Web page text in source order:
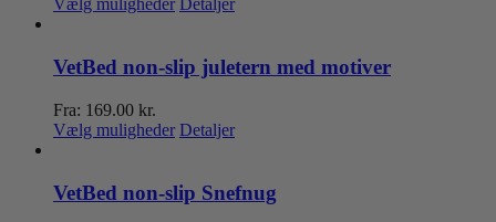
vælges
varesiden
Vælg muligheder
flere
varianter.
kan
vælges
varesiden
Detaljer
VetBed non-slip juletern med motiver
Fra: 169.00 kr.
Vælg muligheder Dette
flere
varianter.
Detaljer
VetBed non-slip Snefnug